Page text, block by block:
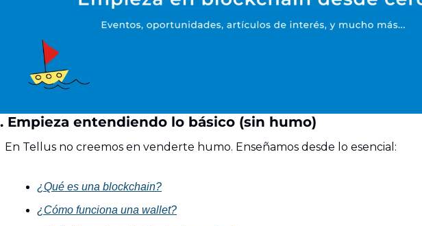
Empieza entendiendo lo básico (sin humo)
En Tellus no creemos en venderte humo. Enseñamos desde lo esencial:
¿Qué es una blockchain?
¿Cómo funciona una wallet?